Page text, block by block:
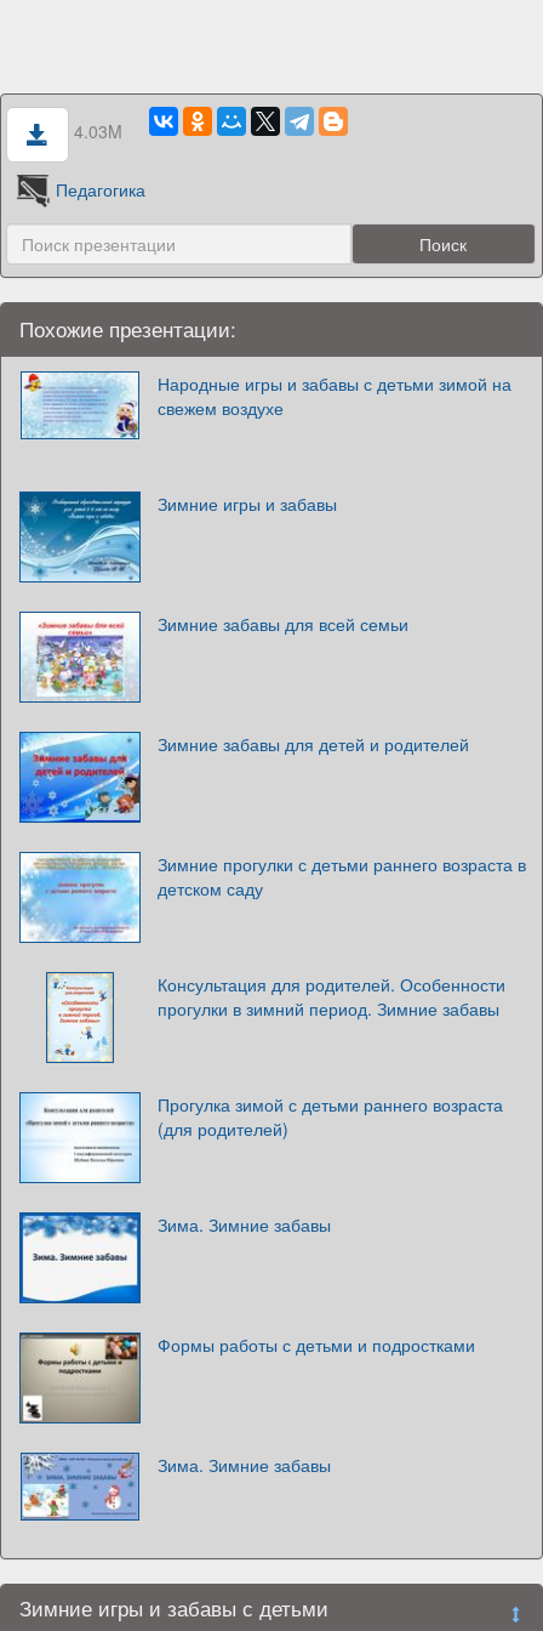
4.03M
Педагогика
Похожие презентации:
Народные игры и забавы с детьми зимой на
свежем воздухе
Зимние игры и забавы
Зимние забавы для всей семьи
Зимние забавы для детей и родителей
Зимние прогулки с детьми раннего возраста в
детском саду
Консультация для родителей. Особенности
прогулки в зимний период. Зимние забавы
Прогулка зимой с детьми раннего возраста
(для родителей)
Зима. Зимние забавы
Формы работы с детьми и подростками
Зима. Зимние забавы
Зимние игры и забавы с детьми